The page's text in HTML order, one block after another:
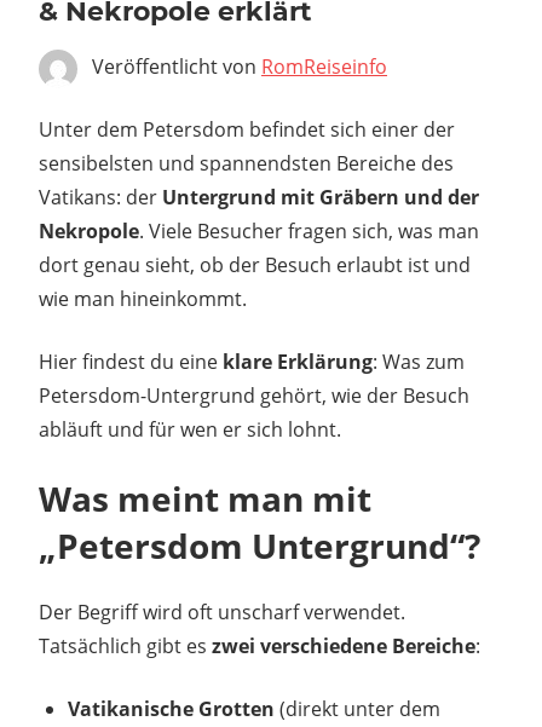
& Nekropole erklärt
Veröffentlicht von RomReiseinfo
Unter dem Petersdom befindet sich einer der
sensibelsten und spannendsten Bereiche des
Vatikans: der Untergrund mit Gräbern und der
Nekropole. Viele Besucher fragen sich, was man
dort genau sieht, ob der Besuch erlaubt ist und
wie man hineinkommt.
Hier findest du eine klare Erklärung: Was zum
Petersdom-Untergrund gehört, wie der Besuch
abläuft und für wen er sich lohnt.
Was meint man mit
„Petersdom Untergrund“?
Der Begriff wird oft unscharf verwendet.
Tatsächlich gibt es zwei verschiedene Bereiche:
Vatikanische Grotten (direkt unter dem